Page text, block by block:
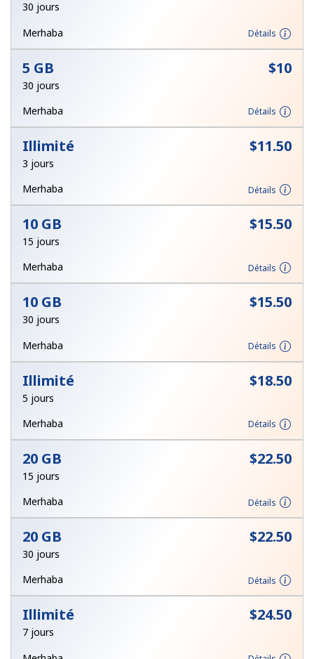
Conditions générales.
S'inscrire
Bonjour!
Rappel du mot de passe →
ou
30 jours
Merhaba
Détails
5 GB ⁦$10⁩
30 jours
Merhaba
Détails
Illimité ⁦$11.50⁩
3 jours
Merhaba
Détails
10 GB ⁦$15.50⁩
15 jours
Merhaba
Détails
10 GB ⁦$15.50⁩
30 jours
Merhaba
Détails
Illimité ⁦$18.50⁩
5 jours
Merhaba
Détails
20 GB ⁦$22.50⁩
15 jours
Merhaba
Détails
20 GB ⁦$22.50⁩
30 jours
Merhaba
Détails
Illimité ⁦$24.50⁩
7 jours